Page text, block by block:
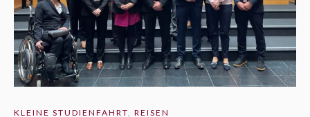
KLEINE STUDIENFAHRT, REISEN